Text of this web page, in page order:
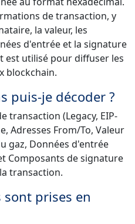
de transaction, y
la valeur, les
d'entrée et la signature
est utilisé pour diffuser les
blockchain.
puis-je décoder ?
transaction (Legacy, EIP-
Adresses From/To, Valeur
gaz, Données d'entrée
Composants de signature
transaction.
prises en